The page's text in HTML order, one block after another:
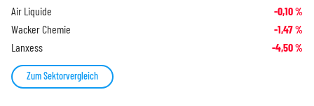
Air Liquide -0,10%
Wacker Chemie -1,47%
Lanxess -4,50%
Zum Sektorvergleich